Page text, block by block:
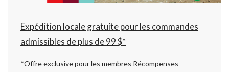
Expédition locale gratuite pour les commandes
admissibles de plus de 99 $*
*Offre exclusive pour les membres Récompenses